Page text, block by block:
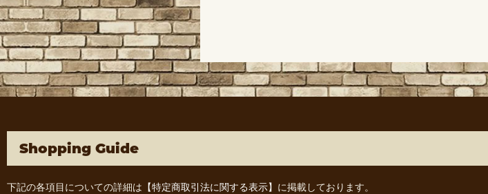
Shopping Guide
下記の各項目についての詳細は 【特定商取引法に関する表示】 に掲載しております。